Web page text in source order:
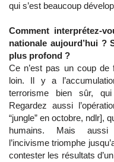
qui s’est beaucoup
Comment interprétez-
nationale aujourd’hui ?
plus profond ?
Ce n’est pas un coup de
loin. Il y a
terrorisme bien sûr,
Regardez aussi
“jungle” en octobre, ndlr],
humains. Mais aussi
l’incivisme triomphe
contester les résultats